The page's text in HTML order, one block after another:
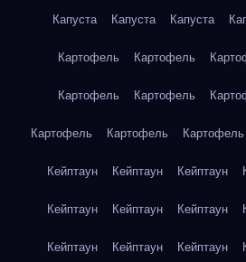
Капуста Капуста Капуста
Картофель Картофель
Картофель Картофель
Картофель Картофель Картофель
Кейптаун Кейптаун Кейптаун
Кейптаун Кейптаун Кейптаун
Кейптаун Кейптаун Кейптаун